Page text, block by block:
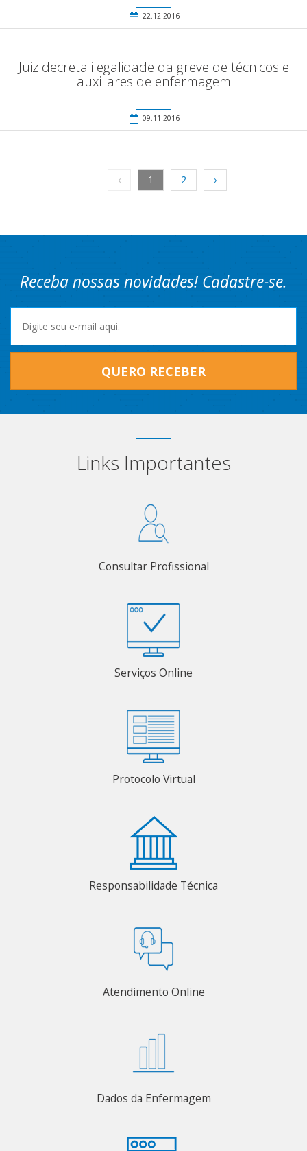
22.12.2016
Juiz decreta ilegalidade da greve de técnicos e
auxiliares de enfermagem
09.11.2016
‹ 1 2 ›
Receba nossas novidades! Cadastre-se.
QUERO RECEBER
Links Importantes
Consultar Profissional
Serviços Online
Protocolo Virtual
Responsabilidade Técnica
Atendimento Online
Dados da Enfermagem